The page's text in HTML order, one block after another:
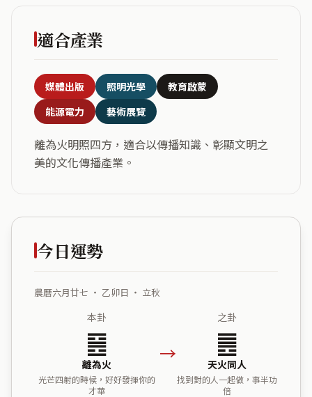
適合產業
媒體出版 照明光學
教育啟蒙
能源電力
藝術展覽
離為火明照四方，適合以傳播知識、彰顯文明之
美的文化傳播產業。
今日運勢
農曆六月廿七 ・ 乙卯日 ・ 立秋
本卦
䷝
離為火
光芒四射的時候，好好發揮你的
才華
→
之卦
䷌
天火同人
找到對的人一起做，事半功
倍